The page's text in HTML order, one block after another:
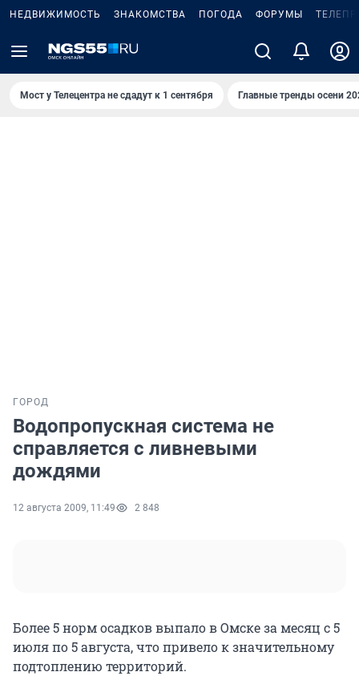
НЕДВИЖИМОСТЬ ЗНАКОМСТВА ПОГОДА ФОРУМЫ
Мост у Телецентра не сдадут к 1 сентября Главные тренды осени
ГОРОД
Водопропускная система не
справляется с ливневыми
дождями
12 августа 2009, 11:49 2 848
Более 5 норм осадков выпало в Омске за месяц с 5
июля по 5 августа, что привело к значительному
подтоплению территорий.